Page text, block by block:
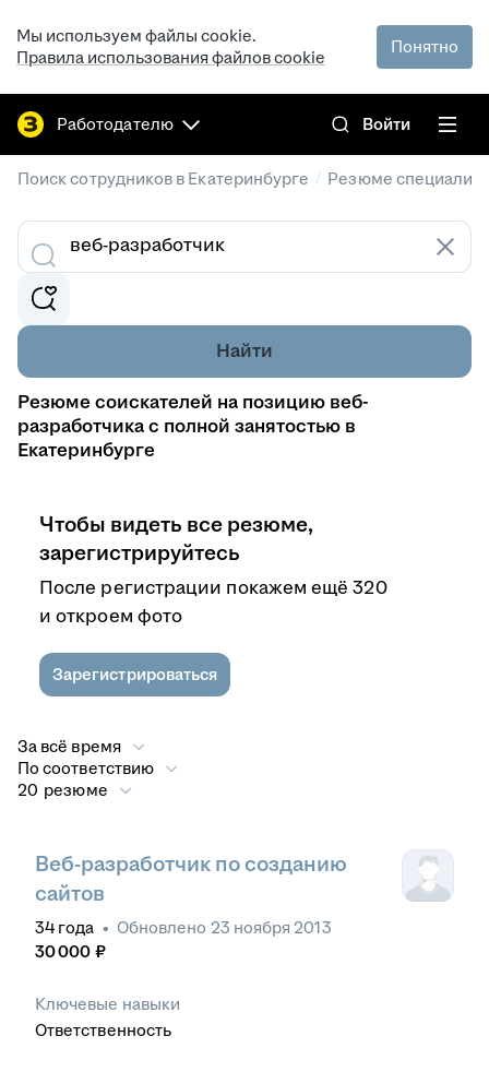
Мы используем файлы cookie.
Правила использования файлов cookie
Понятно
Работодателю Войти
Поиск сотрудников в Екатеринбурге / Резюме
Найти
Резюме соискателей на позицию веб-
разработчика с полной занятостью в
Екатеринбурге
Чтобы видеть все резюме,
зарегистрируйтесь
После регистрации покажем ещё 320
и откроем фото
Зарегистрироваться
За всё время
По соответствию
20 резюме
Веб-разработчик по созданию
сайтов
34 года • Обновлено 23 ноября 2013
30 000 ₽
Ключевые навыки
Ответственность